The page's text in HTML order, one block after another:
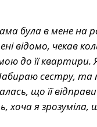
була в мене на
відомо, чекав
до її
сестру, та
що її
хоча я зрозуміла,